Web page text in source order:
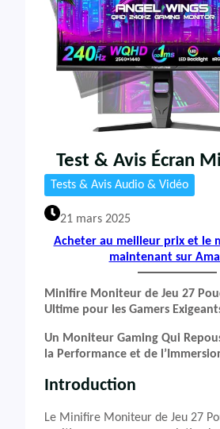
Test & Avis Écran
Tests & Avis Audio & Vidéo
21 mars 2025
Acheter au meilleur prix et le
maintenant sur
Minifire Moniteur de Jeu 27
Ultime pour les Gamers
Un Moniteur Gaming Qui
la Performance et de
Introduction
Le Minifire Moniteur de Jeu 27